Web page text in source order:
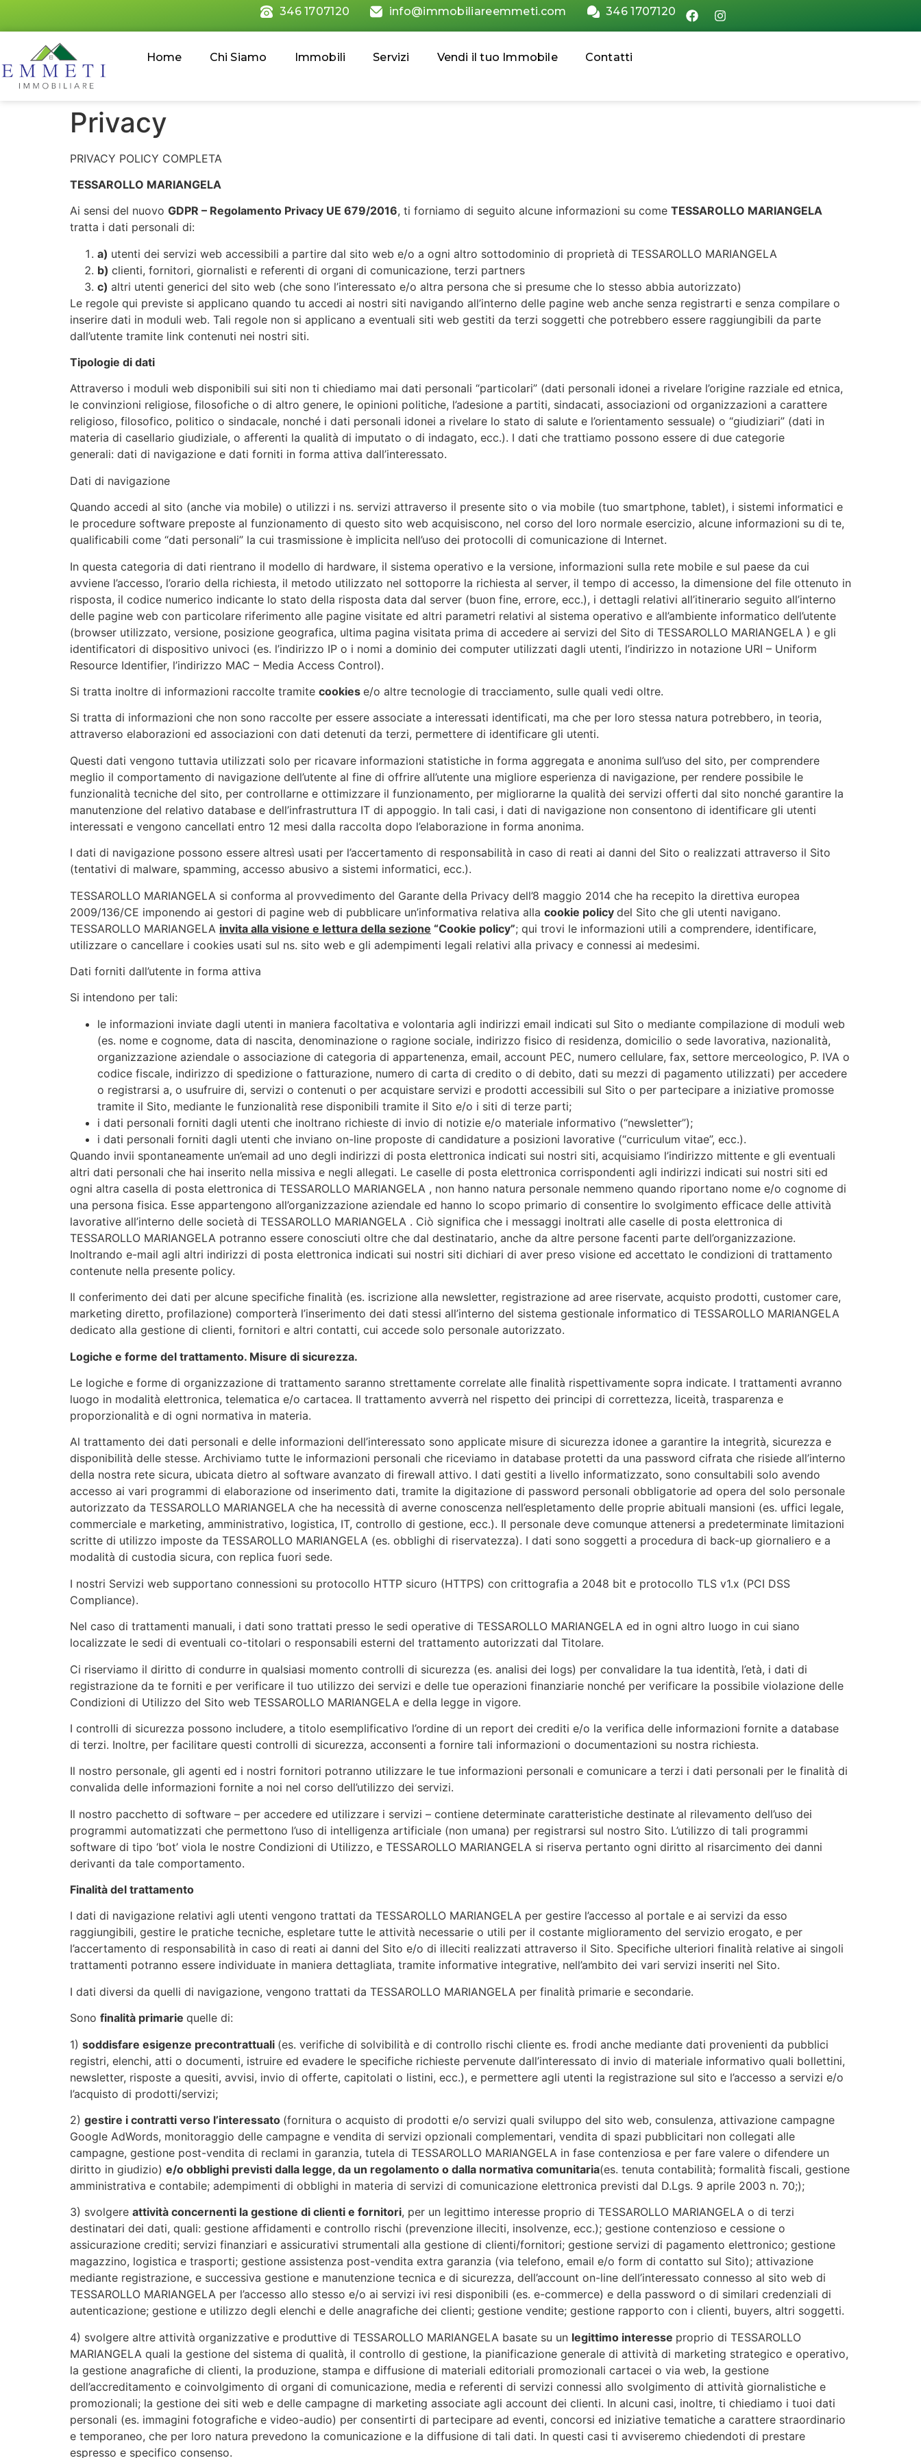
346 1707120 info@immobiliareemmeti.com 346 1707120
Home Chi Siamo Immobili Servizi Vendi il tuo Immobile Contatti
Privacy
PRIVACY POLICY COMPLETA
TESSAROLLO MARIANGELA
Ai sensi del nuovo GDPR – Regolamento Privacy UE 679/2016, ti forniamo di seguito alcune informazioni su come TESSAROLLO MARIANGELA
tratta i dati personali di:
a) utenti dei servizi web accessibili a partire dal sito web e/o a ogni altro sottodominio di proprietà di TESSAROLLO MARIANGELA
b) clienti, fornitori, giornalisti e referenti di organi di comunicazione, terzi partners
c) altri utenti generici del sito web (che sono l’interessato e/o altra persona che si presume che lo stesso abbia autorizzato)
Le regole qui previste si applicano quando tu accedi ai nostri siti navigando all’interno delle pagine web anche senza registrarti e senza compilare o
inserire dati in moduli web. Tali regole non si applicano a eventuali siti web gestiti da terzi soggetti che potrebbero essere raggiungibili da parte
dall’utente tramite link contenuti nei nostri siti.
Tipologie di dati
Attraverso i moduli web disponibili sui siti non ti chiediamo mai dati personali “particolari” (dati personali idonei a rivelare l’origine razziale ed etnica,
le convinzioni religiose, filosofiche o di altro genere, le opinioni politiche, l’adesione a partiti, sindacati, associazioni od organizzazioni a carattere
religioso, filosofico, politico o sindacale, nonché i dati personali idonei a rivelare lo stato di salute e l’orientamento sessuale) o “giudiziari” (dati in
materia di casellario giudiziale, o afferenti la qualità di imputato o di indagato, ecc.). I dati che trattiamo possono essere di due categorie
generali: dati di navigazione e dati forniti in forma attiva dall’interessato.
Dati di navigazione
Quando accedi al sito (anche via mobile) o utilizzi i ns. servizi attraverso il presente sito o via mobile (tuo smartphone, tablet), i sistemi informatici e
le procedure software preposte al funzionamento di questo sito web acquisiscono, nel corso del loro normale esercizio, alcune informazioni su di te,
qualificabili come “dati personali” la cui trasmissione è implicita nell’uso dei protocolli di comunicazione di Internet.
In questa categoria di dati rientrano il modello di hardware, il sistema operativo e la versione, informazioni sulla rete mobile e sul paese da cui
avviene l’accesso, l’orario della richiesta, il metodo utilizzato nel sottoporre la richiesta al server, il tempo di accesso, la dimensione del file ottenuto in
risposta, il codice numerico indicante lo stato della risposta data dal server (buon fine, errore, ecc.), i dettagli relativi all’itinerario seguito all’interno
delle pagine web con particolare riferimento alle pagine visitate ed altri parametri relativi al sistema operativo e all’ambiente informatico dell’utente
(browser utilizzato, versione, posizione geografica, ultima pagina visitata prima di accedere ai servizi del Sito di TESSAROLLO MARIANGELA ) e gli
identificatori di dispositivo univoci (es. l’indirizzo IP o i nomi a dominio dei computer utilizzati dagli utenti, l’indirizzo in notazione URI – Uniform
Resource Identifier, l’indirizzo MAC – Media Access Control).
Si tratta inoltre di informazioni raccolte tramite cookies e/o altre tecnologie di tracciamento, sulle quali vedi oltre.
Si tratta di informazioni che non sono raccolte per essere associate a interessati identificati, ma che per loro stessa natura potrebbero, in teoria,
attraverso elaborazioni ed associazioni con dati detenuti da terzi, permettere di identificare gli utenti.
Questi dati vengono tuttavia utilizzati solo per ricavare informazioni statistiche in forma aggregata e anonima sull’uso del sito, per comprendere
meglio il comportamento di navigazione dell’utente al fine di offrire all’utente una migliore esperienza di navigazione, per rendere possibile le
funzionalità tecniche del sito, per controllarne e ottimizzare il funzionamento, per migliorarne la qualità dei servizi offerti dal sito nonché garantire la
manutenzione del relativo database e dell’infrastruttura IT di appoggio. In tali casi, i dati di navigazione non consentono di identificare gli utenti
interessati e vengono cancellati entro 12 mesi dalla raccolta dopo l’elaborazione in forma anonima.
I dati di navigazione possono essere altresì usati per l’accertamento di responsabilità in caso di reati ai danni del Sito o realizzati attraverso il Sito
(tentativi di malware, spamming, accesso abusivo a sistemi informatici, ecc.).
TESSAROLLO MARIANGELA si conforma al provvedimento del Garante della Privacy dell’8 maggio 2014 che ha recepito la direttiva europea
2009/136/CE imponendo ai gestori di pagine web di pubblicare un’informativa relativa alla cookie policy del Sito che gli utenti navigano.
TESSAROLLO MARIANGELA invita alla visione e lettura della sezione “Cookie policy”; qui trovi le informazioni utili a comprendere, identificare,
utilizzare o cancellare i cookies usati sul ns. sito web e gli adempimenti legali relativi alla privacy e connessi ai medesimi.
Dati forniti dall’utente in forma attiva
Si intendono per tali:
le informazioni inviate dagli utenti in maniera facoltativa e volontaria agli indirizzi email indicati sul Sito o mediante compilazione di moduli web
(es. nome e cognome, data di nascita, denominazione o ragione sociale, indirizzo fisico di residenza, domicilio o sede lavorativa, nazionalità,
organizzazione aziendale o associazione di categoria di appartenenza, email, account PEC, numero cellulare, fax, settore merceologico, P. IVA o
codice fiscale, indirizzo di spedizione o fatturazione, numero di carta di credito o di debito, dati su mezzi di pagamento utilizzati) per accedere
o registrarsi a, o usufruire di, servizi o contenuti o per acquistare servizi e prodotti accessibili sul Sito o per partecipare a iniziative promosse
tramite il Sito, mediante le funzionalità rese disponibili tramite il Sito e/o i siti di terze parti;
i dati personali forniti dagli utenti che inoltrano richieste di invio di notizie e/o materiale informativo (“newsletter”);
i dati personali forniti dagli utenti che inviano on-line proposte di candidature a posizioni lavorative (“curriculum vitae”, ecc.).
Quando invii spontaneamente un’email ad uno degli indirizzi di posta elettronica indicati sui nostri siti, acquisiamo l’indirizzo mittente e gli eventuali
altri dati personali che hai inserito nella missiva e negli allegati. Le caselle di posta elettronica corrispondenti agli indirizzi indicati sui nostri siti ed
ogni altra casella di posta elettronica di TESSAROLLO MARIANGELA , non hanno natura personale nemmeno quando riportano nome e/o cognome di
una persona fisica. Esse appartengono all’organizzazione aziendale ed hanno lo scopo primario di consentire lo svolgimento efficace delle attività
lavorative all’interno delle società di TESSAROLLO MARIANGELA . Ciò significa che i messaggi inoltrati alle caselle di posta elettronica di
TESSAROLLO MARIANGELA potranno essere conosciuti oltre che dal destinatario, anche da altre persone facenti parte dell’organizzazione.
Inoltrando e-mail agli altri indirizzi di posta elettronica indicati sui nostri siti dichiari di aver preso visione ed accettato le condizioni di trattamento
contenute nella presente policy.
Il conferimento dei dati per alcune specifiche finalità (es. iscrizione alla newsletter, registrazione ad aree riservate, acquisto prodotti, customer care,
marketing diretto, profilazione) comporterà l’inserimento dei dati stessi all’interno del sistema gestionale informatico di TESSAROLLO MARIANGELA
dedicato alla gestione di clienti, fornitori e altri contatti, cui accede solo personale autorizzato.
Logiche e forme del trattamento. Misure di sicurezza.
Le logiche e forme di organizzazione di trattamento saranno strettamente correlate alle finalità rispettivamente sopra indicate. I trattamenti avranno
luogo in modalità elettronica, telematica e/o cartacea. Il trattamento avverrà nel rispetto dei principi di correttezza, liceità, trasparenza e
proporzionalità e di ogni normativa in materia.
Al trattamento dei dati personali e delle informazioni dell’interessato sono applicate misure di sicurezza idonee a garantire la integrità, sicurezza e
disponibilità delle stesse. Archiviamo tutte le informazioni personali che riceviamo in database protetti da una password cifrata che risiede all’interno
della nostra rete sicura, ubicata dietro al software avanzato di firewall attivo. I dati gestiti a livello informatizzato, sono consultabili solo avendo
accesso ai vari programmi di elaborazione od inserimento dati, tramite la digitazione di password personali obbligatorie ad opera del solo personale
autorizzato da TESSAROLLO MARIANGELA che ha necessità di averne conoscenza nell’espletamento delle proprie abituali mansioni (es. uffici legale,
commerciale e marketing, amministrativo, logistica, IT, controllo di gestione, ecc.). Il personale deve comunque attenersi a predeterminate limitazioni
scritte di utilizzo imposte da TESSAROLLO MARIANGELA (es. obblighi di riservatezza). I dati sono soggetti a procedura di back-up giornaliero e a
modalità di custodia sicura, con replica fuori sede.
I nostri Servizi web supportano connessioni su protocollo HTTP sicuro (HTTPS) con crittografia a 2048 bit e protocollo TLS v1.x (PCI DSS
Compliance).
Nel caso di trattamenti manuali, i dati sono trattati presso le sedi operative di TESSAROLLO MARIANGELA ed in ogni altro luogo in cui siano
localizzate le sedi di eventuali co-titolari o responsabili esterni del trattamento autorizzati dal Titolare.
Ci riserviamo il diritto di condurre in qualsiasi momento controlli di sicurezza (es. analisi dei logs) per convalidare la tua identità, l’età, i dati di
registrazione da te forniti e per verificare il tuo utilizzo dei servizi e delle tue operazioni finanziarie nonché per verificare la possibile violazione delle
Condizioni di Utilizzo del Sito web TESSAROLLO MARIANGELA e della legge in vigore.
I controlli di sicurezza possono includere, a titolo esemplificativo l’ordine di un report dei crediti e/o la verifica delle informazioni fornite a database
di terzi. Inoltre, per facilitare questi controlli di sicurezza, acconsenti a fornire tali informazioni o documentazioni su nostra richiesta.
Il nostro personale, gli agenti ed i nostri fornitori potranno utilizzare le tue informazioni personali e comunicare a terzi i dati personali per le finalità di
convalida delle informazioni fornite a noi nel corso dell’utilizzo dei servizi.
Il nostro pacchetto di software – per accedere ed utilizzare i servizi – contiene determinate caratteristiche destinate al rilevamento dell’uso dei
programmi automatizzati che permettono l’uso di intelligenza artificiale (non umana) per registrarsi sul nostro Sito. L’utilizzo di tali programmi
software di tipo ‘bot’ viola le nostre Condizioni di Utilizzo, e TESSAROLLO MARIANGELA si riserva pertanto ogni diritto al risarcimento dei danni
derivanti da tale comportamento.
Finalità del trattamento
I dati di navigazione relativi agli utenti vengono trattati da TESSAROLLO MARIANGELA per gestire l’accesso al portale e ai servizi da esso
raggiungibili, gestire le pratiche tecniche, espletare tutte le attività necessarie o utili per il costante miglioramento del servizio erogato, e per
l’accertamento di responsabilità in caso di reati ai danni del Sito e/o di illeciti realizzati attraverso il Sito. Specifiche ulteriori finalità relative ai singoli
trattamenti potranno essere individuate in maniera dettagliata, tramite informative integrative, nell’ambito dei vari servizi inseriti nel Sito.
I dati diversi da quelli di navigazione, vengono trattati da TESSAROLLO MARIANGELA per finalità primarie e secondarie.
Sono finalità primarie quelle di:
1) soddisfare esigenze precontrattuali (es. verifiche di solvibilità e di controllo rischi cliente es. frodi anche mediante dati provenienti da pubblici
registri, elenchi, atti o documenti, istruire ed evadere le specifiche richieste pervenute dall’interessato di invio di materiale informativo quali bollettini,
newsletter, risposte a quesiti, avvisi, invio di offerte, capitolati o listini, ecc.), e permettere agli utenti la registrazione sul sito e l’accesso a servizi e/o
l’acquisto di prodotti/servizi;
2) gestire i contratti verso l’interessato (fornitura o acquisto di prodotti e/o servizi quali sviluppo del sito web, consulenza, attivazione campagne
Google AdWords, monitoraggio delle campagne e vendita di servizi opzionali complementari, vendita di spazi pubblicitari non collegati alle
campagne, gestione post-vendita di reclami in garanzia, tutela di TESSAROLLO MARIANGELA in fase contenziosa e per fare valere o difendere un
diritto in giudizio) e/o obblighi previsti dalla legge, da un regolamento o dalla normativa comunitaria(es. tenuta contabilità; formalità fiscali, gestione
amministrativa e contabile; adempimenti di obblighi in materia di servizi di comunicazione elettronica previsti dal D.Lgs. 9 aprile 2003 n. 70;);
3) svolgere attività concernenti la gestione di clienti e fornitori, per un legittimo interesse proprio di TESSAROLLO MARIANGELA o di terzi
destinatari dei dati, quali: gestione affidamenti e controllo rischi (prevenzione illeciti, insolvenze, ecc.); gestione contenzioso e cessione o
assicurazione crediti; servizi finanziari e assicurativi strumentali alla gestione di clienti/fornitori; gestione servizi di pagamento elettronico; gestione
magazzino, logistica e trasporti; gestione assistenza post-vendita extra garanzia (via telefono, email e/o form di contatto sul Sito); attivazione
mediante registrazione, e successiva gestione e manutenzione tecnica e di sicurezza, dell’account on-line dell’interessato connesso al sito web di
TESSAROLLO MARIANGELA per l’accesso allo stesso e/o ai servizi ivi resi disponibili (es. e-commerce) e della password o di similari credenziali di
autenticazione; gestione e utilizzo degli elenchi e delle anagrafiche dei clienti; gestione vendite; gestione rapporto con i clienti, buyers, altri soggetti.
4) svolgere altre attività organizzative e produttive di TESSAROLLO MARIANGELA basate su un legittimo interesse proprio di TESSAROLLO
MARIANGELA quali la gestione del sistema di qualità, il controllo di gestione, la pianificazione generale di attività di marketing strategico e operativo,
la gestione anagrafiche di clienti, la produzione, stampa e diffusione di materiali editoriali promozionali cartacei o via web, la gestione
dell’accreditamento e coinvolgimento di organi di comunicazione, media e referenti di servizi connessi allo svolgimento di attività giornalistiche e
promozionali; la gestione dei siti web e delle campagne di marketing associate agli account dei clienti. In alcuni casi, inoltre, ti chiediamo i tuoi dati
personali (es. immagini fotografiche e video-audio) per consentirti di partecipare ad eventi, concorsi ed iniziative tematiche a carattere straordinario
e temporaneo, che per loro natura prevedono la comunicazione e la diffusione di tali dati. In questi casi ti avviseremo chiedendoti di prestare
espresso e specifico consenso.